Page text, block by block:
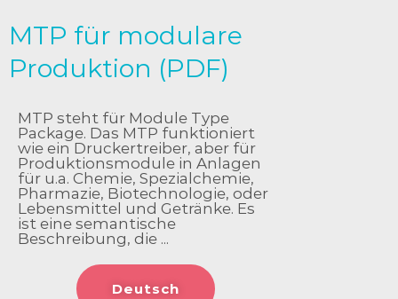
MTP für modulare
Produktion (PDF)
MTP steht für Module Type
Package. Das MTP funktioniert
wie ein Druckertreiber, aber für
Produktionsmodule in Anlagen
für u.a. Chemie, Spezialchemie,
Pharmazie, Biotechnologie, oder
Lebensmittel und Getränke. Es
ist eine semantische
Beschreibung, die ...
Deutsch